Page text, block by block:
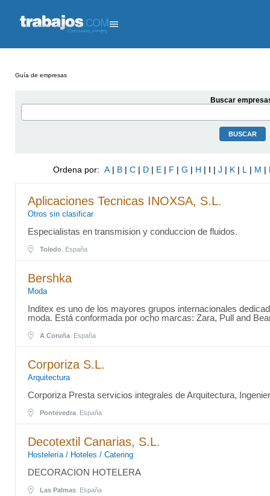
Guía de empresas
Buscar
Ordena por: A| B| C| D| E| F | G | H | I | J | K| L | M |
Aplicaciones Tecnicas INOXSA, S.L.
Otros sin clasificar
Especialistas en transmision y conduccion de fluidos.
Toledo . España
Bershka
Moda
Inditex es uno de los mayores grupos internacionales
moda. Está conformada por ocho marcas: Zara, Pull and
A Coruña . España
Corporiza S.L.
Arquitectura
Corporiza Presta servicios integrales de Arquitectura,
Pontevedra . España
Decotextil Canarias, S.L.
Hostelería / Hoteles / Catering
DECORACION HOTELERA
Las Palmas . España